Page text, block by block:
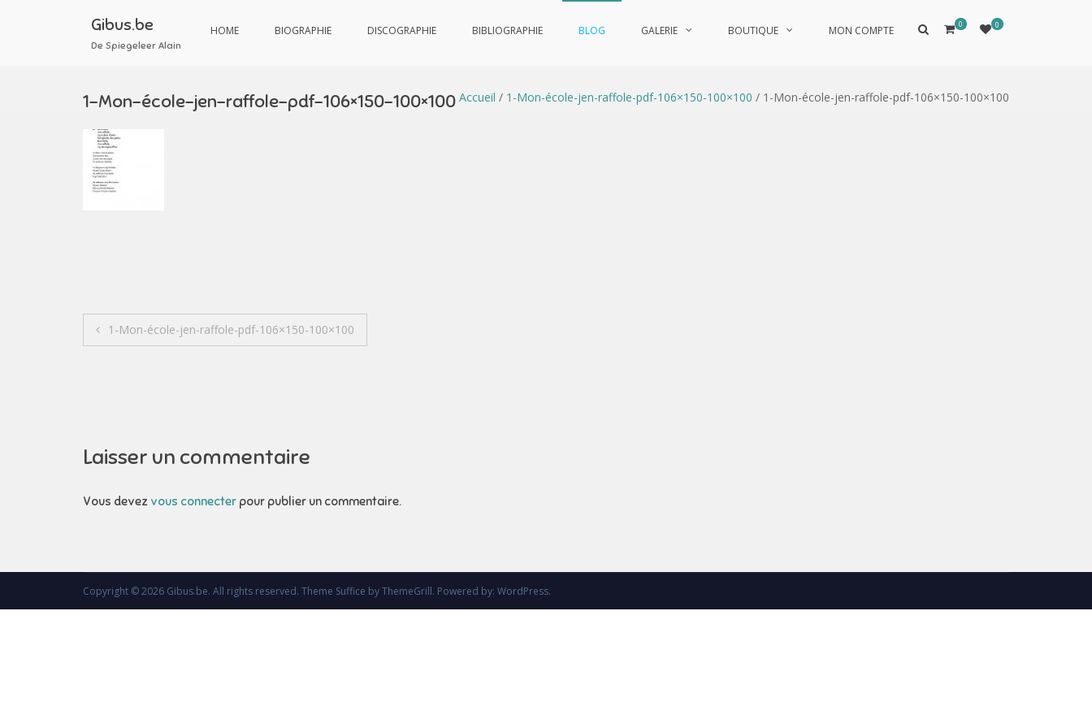
Gibus.be
De Spiegeleer Alain
HOME BIOGRAPHIE DISCOGRAPHIE BIBLIOGRAPHIE BLOG GALERIE BOUTIQUE MON COMPTE
Afficher0 0
1-Mon-école-jen-raffole-pdf-106×150-100×100 Accueil / 1-Mon-école-jen-raffole-pdf-106×150-100×100 / 1-Mon-école-jen-raffole-pdf-106×150-100×100
Navigation
1-Mon-école-jen-raffole-pdf-106×150-100×100
Laisser un commentaire
Vous devez vous connecter pour publier un commentaire.
Copyright © 2026 Gibus.be. All rights reserved. Theme Suffice by ThemeGrill. Powered by: WordPress.